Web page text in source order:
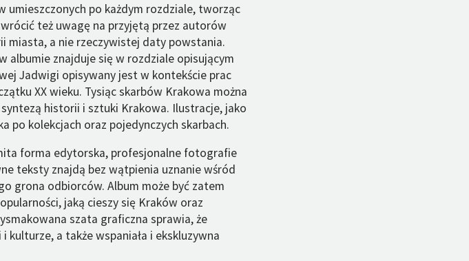
umieszczonych po każdym rozdziale, tworząc
też uwagę na przyjętą przez autorów
miasta, a nie rzeczywistej daty powstania.
albumie znajduje się w rozdziale opisującym
Jadwigi opisywany jest w kontekście prac
XX wieku. Tysiąc skarbów Krakowa można
historii i sztuki Krakowa. Ilustracje, jako
po kolekcjach oraz pojedynczych skarbach.
forma edytorska, profesjonalne fotografie
teksty znajdą bez wątpienia uznanie wśród
grona odbiorców. Album może być zatem
jaką cieszy się Kraków oraz
szata graficzna sprawia, że
a także wspaniała i ekskluzywna